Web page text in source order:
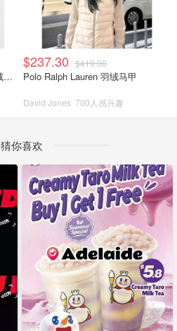
lululemon Down and Around 羽绒夹克
$237.30 $419.00
Polo Ralph Lauren 羽绒马甲
David Jones 700人感兴趣
猜你喜欢